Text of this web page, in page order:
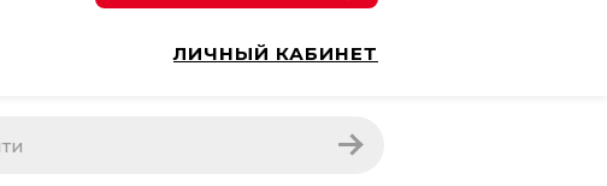
ЛИЧНЫЙ КАБИНЕТ